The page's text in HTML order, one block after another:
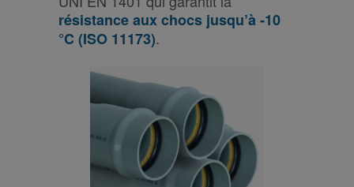
résistance aux chocs jusqu’à -10
°C (ISO 11173).